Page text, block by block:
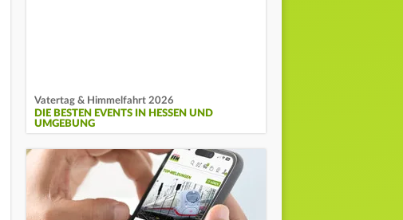
Vatertag & Himmelfahrt 2026
DIE BESTEN EVENTS IN HESSEN UND
UMGEBUNG